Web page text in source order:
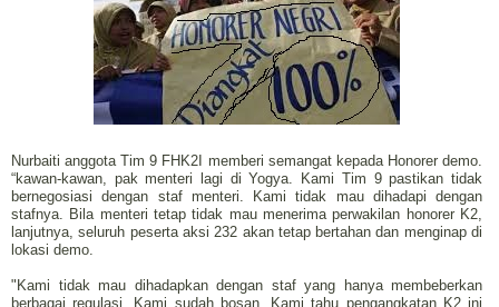
Nurbaiti anggota Tim 9 FHK2I memberi semangat kepada Honorer demo.
“kawan-kawan, pak menteri lagi di Yogya. Kami Tim 9 pastikan tidak
bernegosiasi dengan staf menteri. Kami tidak mau dihadapi dengan
stafnya. Bila menteri tetap tidak mau menerima perwakilan honorer K2,
lanjutnya, seluruh peserta aksi 232 akan tetap bertahan dan menginap di
lokasi demo.
"Kami tidak mau dihadapkan dengan staf yang hanya membeberkan
berbagai regulasi. Kami sudah bosan. Kami tahu pengangkatan K2 ini